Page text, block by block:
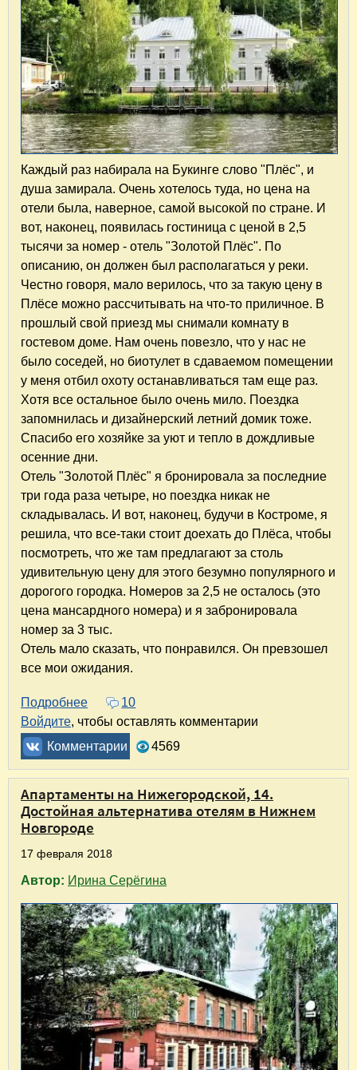
Каждый раз набирала на Букинге слово "Плёс", и
душа замирала. Очень хотелось туда, но цена на
отели была, наверное, самой высокой по стране. И
вот, наконец, появилась гостиница с ценой в 2,5
тысячи за номер - отель "Золотой Плёс". По
описанию, он должен был располагаться у реки.
Честно говоря, мало верилось, что за такую цену в
Плёсе можно рассчитывать на что-то приличное. В
прошлый свой приезд мы снимали комнату в
гостевом доме. Нам очень повезло, что у нас не
было соседей, но биотулет в сдаваемом помещении
у меня отбил охоту останавливаться там еще раз.
Хотя все остальное было очень мило. Поездка
запомнилась и дизайнерский летний домик тоже.
Спасибо его хозяйке за уют и тепло в дождливые
осенние дни.
Отель "Золотой Плёс" я бронировала за последние
три года раза четыре, но поездка никак не
складывалась. И вот, наконец, будучи в Костроме, я
решила, что все-таки стоит доехать до Плёса, чтобы
посмотреть, что же там предлагают за столь
удивительную цену для этого безумно популярного и
дорогого городка. Номеров за 2,5 не осталось (это
цена мансардного номера) и я забронировала
номер за 3 тыс.
Отель мало сказать, что понравился. Он превзошел
все мои ожидания.
Подробнее о Отель "Золотой Плёс" в Плёсе.
10
Войдите, чтобы оставлять комментарии
Комментарии
4569
Апартаменты на Нижегородской, 14.
Достойная альтернатива отелям в Нижнем
Новгороде
17 февраля 2018
Автор: Ирина Серёгина